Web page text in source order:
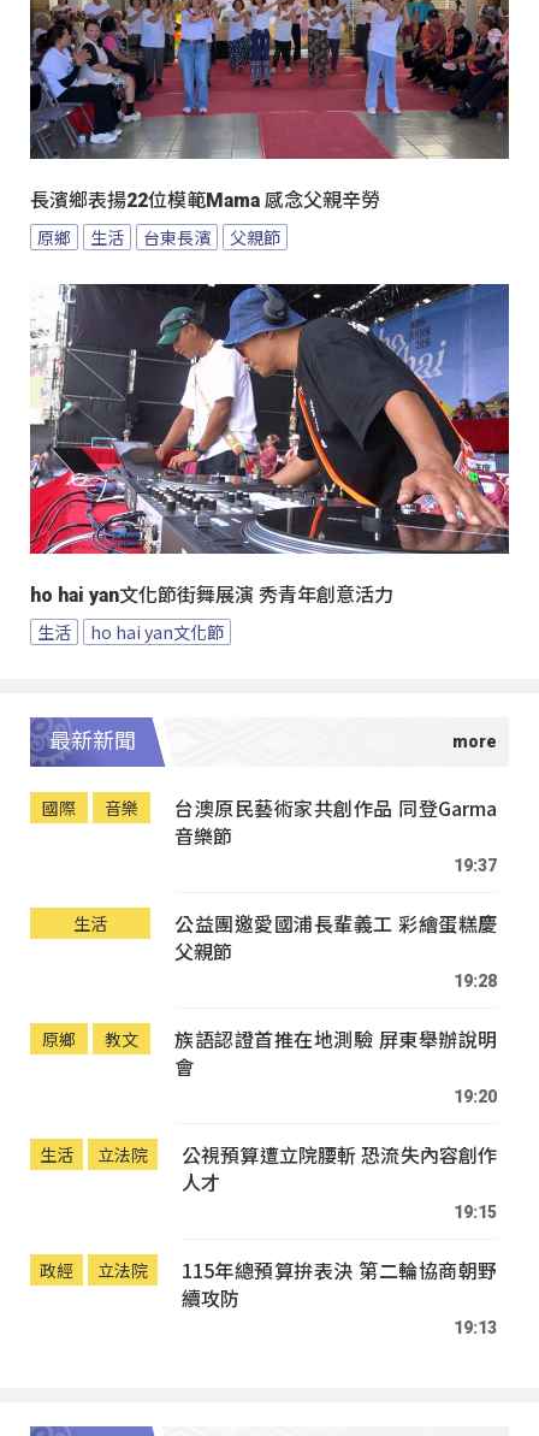
長濱鄉表揚22位模範Mama 感念父親辛勞
原鄉 生活 台東長濱 父親節
ho hai yan文化節街舞展演 秀青年創意活力
生活 ho hai yan文化節
最新新聞
國際 音樂
台澳原民藝術家共創作品 同登Garma
音樂節
19:37
生活
公益團邀愛國浦長輩義工 彩繪蛋糕慶
父親節
19:28
原鄉 教文
族語認證首推在地測驗 屏東舉辦說明
會
19:20
生活 立法院
公視預算遭立院腰斬 恐流失內容創作
人才
19:15
政經 立法院
115年總預算拚表決 第二輪協商朝野
續攻防
19:13